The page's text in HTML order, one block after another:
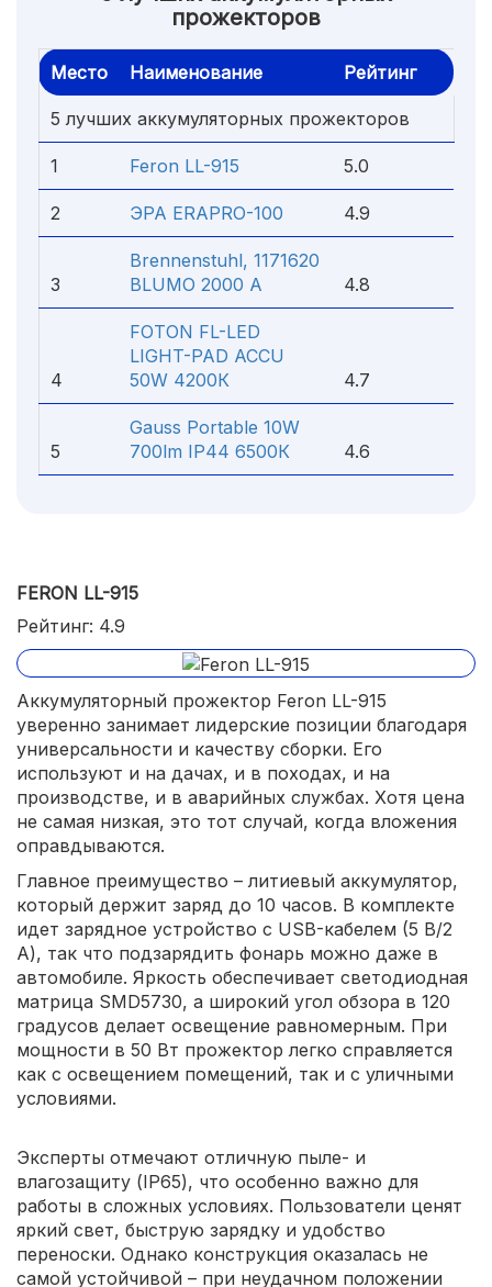
прожекторов
Место Наименование Рейтинг
5 лучших аккумуляторных прожекторов
1 Feron LL-915 5.0
2 ЭРА ERAPRO-100 4.9
3
Brennenstuhl, 1171620
BLUMO 2000 A
4.8
4
FOTON FL-LED
LIGHT-PAD ACCU
50W 4200К
4.7
5
Gauss Portable 10W
700lm IP44 6500К
4.6
FERON LL-915
Рейтинг: 4.9
Аккумуляторный прожектор Feron LL-915
уверенно занимает лидерские позиции благодаря
универсальности и качеству сборки. Его
используют и на дачах, и в походах, и на
производстве, и в аварийных службах. Хотя цена
не самая низкая, это тот случай, когда вложения
оправдываются.
Главное преимущество – литиевый аккумулятор,
который держит заряд до 10 часов. В комплекте
идет зарядное устройство с USB-кабелем (5 В/2
А), так что подзарядить фонарь можно даже в
автомобиле. Яркость обеспечивает светодиодная
матрица SMD5730, а широкий угол обзора в 120
градусов делает освещение равномерным. При
мощности в 50 Вт прожектор легко справляется
как с освещением помещений, так и с уличными
условиями.
Эксперты отмечают отличную пыле- и
влагозащиту (IP65), что особенно важно для
работы в сложных условиях. Пользователи ценят
яркий свет, быструю зарядку и удобство
переноски. Однако конструкция оказалась не
самой устойчивой – при неудачном положении